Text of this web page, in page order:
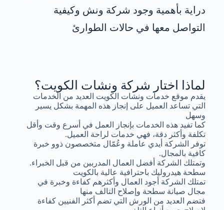
دراية بأهمية وجود شركة ونش وكيفية
التواصل معها في حالات الطوارئ
لماذا اختار شركة ونشات الكويت؟
يقدم موقع خدمات ونشات الكويت العديد من الخدمات
التي تساعد العميل على إنجاز هذه المهمة بشكل يسير
وسهل
كما تفيد هذه الخدمات بإنجاز العمل في أسرع وقت وأقل
تكلفة وأكثر دقة، فهي خدمات لراحة العميل.
توفر الشركة أيدي عاملة وعُمّال متخصصون ذوو خبرة
كافية بالمجال.
وتمتلك الشركة أفضل العمال المدربين من قبل الخبراء.
سطحة هيدروليك باحترافية عالية بالكويت
تمتلك الشركة أجود العمال وأكثرهم كفاءة وخبرة في
مجال صيانة سطحة وإصلاح التالف منها
فتضم العديد من الورش التي تضم أكثر الفنيين كفاءة